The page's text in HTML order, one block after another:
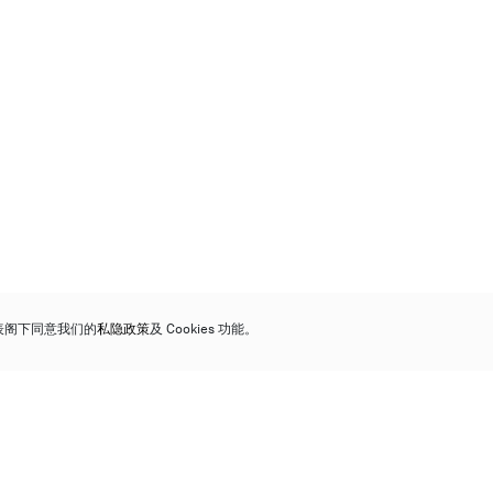
下同意我们的私隐政策及 Cookies 功能。